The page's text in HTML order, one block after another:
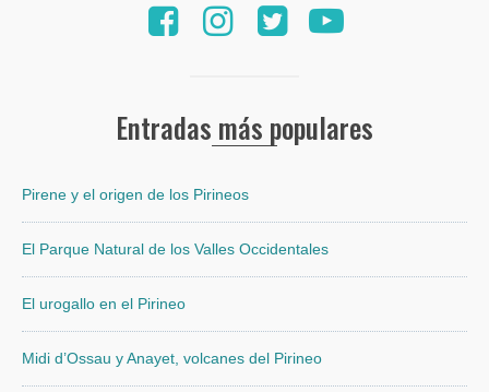
Entradas más populares
Pirene y el origen de los Pirineos
El Parque Natural de los Valles Occidentales
El urogallo en el Pirineo
Midi d’Ossau y Anayet, volcanes del Pirineo